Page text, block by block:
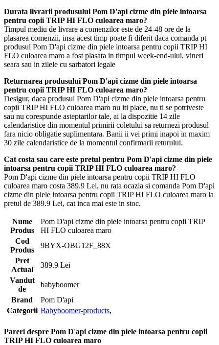
Durata livrarii produsului Pom D'api cizme din piele intoarsa
pentru copii TRIP HI FLO culoarea maro?
Timpul mediu de livrare a comenzilor este de 24-48 ore de la
plasarea comenzii, insa acest timp poate fi diferit daca comanda pt
produsul Pom D'api cizme din piele intoarsa pentru copii TRIP HI
FLO culoarea maro a fost plasata in timpul week-end-ului, vineri
seara sau in zilele cu sarbatori legale
Returnarea produsului Pom D'api cizme din piele intoarsa
pentru copii TRIP HI FLO culoarea maro?
Desigur, daca produsul Pom D'api cizme din piele intoarsa pentru
copii TRIP HI FLO culoarea maro nu iti place, nu ti se potriveste
sau nu corespunde asteptarilor tale, ai la dispozitie 14 zile
calendaristice din momentul primirii coletului sa returnezi produsul
fara nicio obligatie suplimentara. Banii ii vei primi inapoi in maxim
30 zile calendaristice de la momentul confirmarii returului.
Cat costa sau care este pretul pentru Pom D'api cizme din piele
intoarsa pentru copii TRIP HI FLO culoarea maro?
Pom D'api cizme din piele intoarsa pentru copii TRIP HI FLO
culoarea maro costa 389.9 Lei, nu rata ocazia si comanda Pom D'api
cizme din piele intoarsa pentru copii TRIP HI FLO culoarea maro la
pretul de 389.9 Lei, cat inca mai este in stoc.
Nume
Produs
Pom D'api cizme din piele intoarsa pentru copii TRIP
HI FLO culoarea maro
Cod
Produs
9BYX-OBG12F_88X
Pret
Actual
389.9 Lei
Vandut
de
babyboomer
Brand
Pom D'api
Categorii Babyboomer-products,
Pareri despre Pom D'api cizme din piele intoarsa pentru copii
TRIP HI FLO culoarea maro